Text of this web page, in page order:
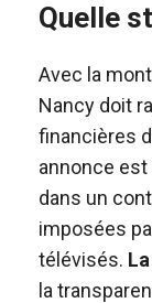
Quelle
Avec la
Nancy doit
financières
annonce
dans un
imposées
télévisés.
la